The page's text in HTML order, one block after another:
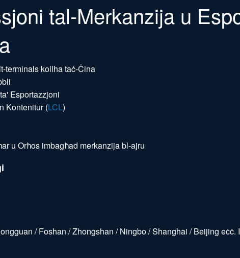
tal-Merkanzija u
terminals kollha taċ-Ċina
Esportazzjoni
Kontenitur (LCL)
u Orħos imbagħad merkanzija bl-ajru
/ Foshan / Zhongshan / Ningbo / Shanghai / Beijing